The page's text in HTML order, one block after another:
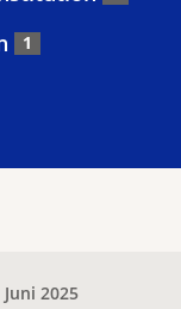
1
Juni 2025